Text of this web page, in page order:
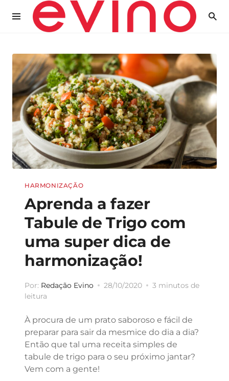
HARMONIZAÇÃO
Aprenda a fazer
Tabule de Trigo com
uma super dica de
harmonização!
Por: Redação Evino 28/10/2020
3 minutos de
leitura
À procura de um prato saboroso e fácil de
preparar para sair da mesmice do dia a dia?
Então que tal uma receita simples de
tabule de trigo para o seu próximo jantar?
Vem com a gente!